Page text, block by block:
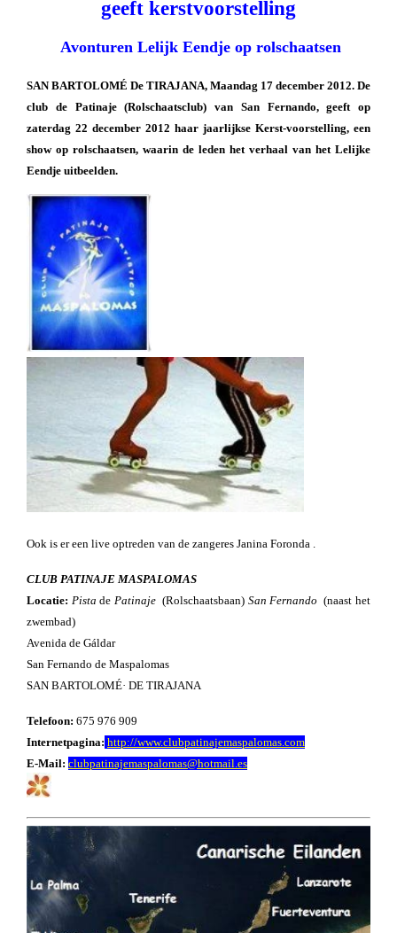
geeft kerstvoorstelling
Avonturen Lelijk Eendje op rolschaatsen
SAN BARTOLOMÉ De TIRAJANA, Maandag 17 december 2012. De
club de Patinaje (Rolschaatsclub) van San Fernando, geeft op
zaterdag 22 december 2012 haar jaarlijkse Kerst-voorstelling, een
show op rolschaatsen, waarin de leden het verhaal van het Lelijke
Eendje uitbeelden.
Ook is er een live optreden van de zangeres Janina Foronda .
CLUB PATINAJE MASPALOMAS
Locatie: Pista de Patinaje (Rolschaatsbaan) San Fernando(naast het
zwembad)
Avenida de Gáldar
San Fernando de Maspalomas
SAN BARTOLOMÉ· DE TIRAJANA
Telefoon: 675 976 909
Internetpagina: http://www.clubpatinajemaspalomas.com
E-Mail: clubpatinajemaspalomas@hotmail.es